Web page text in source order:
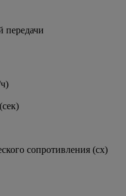
передачи
сопротивления (сх)